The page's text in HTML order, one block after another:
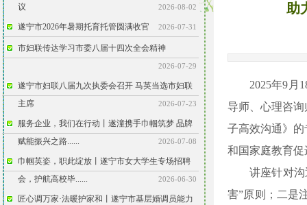
议
2026-08-02
遂宁市2026年暑期托育托管圆满收官 2026-07-31
市妇联传达学习市委八届十四次全会精神
2026-07-29
遂宁市妇联八届九次执委会召开 马英当选市妇联
主席
2026-07-23
服务企业，我们在行动丨遂潼携手巾帼筑梦 品牌
赋能振兴之路......
2026-07-08
巾帼英姿，职此绽放丨遂宁市女大学生专场招聘
会，护航高校毕......
2026-06-30
匠心调万家·法暖护家和丨遂宁市基层婚调员能力
助
2025年9月
导师、心理咨
子高效沟通》
和国家庭教育
讲座针对
害”原则；二是